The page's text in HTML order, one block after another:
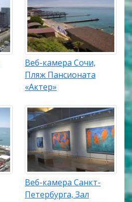
Веб-камера Сочи,
Пляж Пансионата
«Актер»
Веб-камера Санкт-
Петербурга, Зал